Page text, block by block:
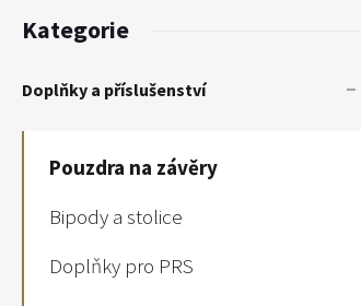
Kategorie
Doplňky a příslušenství
Pouzdra na závěry
Bipody a stolice
Doplňky pro PRS